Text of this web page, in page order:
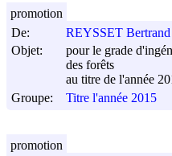
De:
REYSSET Bertrand
Objet:
pour le grade
des forêts
au titre de l'année
Groupe:
Titre l'année 2015
promotion
promotion